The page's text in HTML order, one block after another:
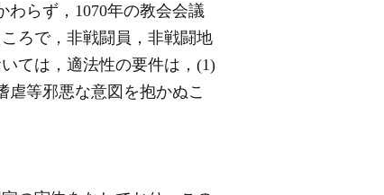
らず，1070年の教会会議
ろで，非戦闘員，非戦闘地
ては，適法性の要件は，(1)
等邪悪な意図を抱かぬこ